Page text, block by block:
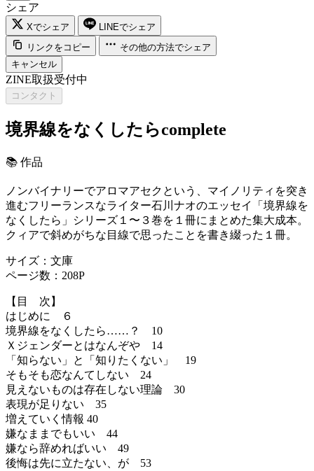
シェア
Xでシェア
LINEでシェア
リンクをコピー
その他の方法でシェア
キャンセル
ZINE取扱受付中
コンタクト
境界線をなくしたらcomplete
📚 作品
ノンバイナリーでアロマアセクという、マイノリティを突き
進むフリーランスなライター石川ナオのエッセイ「境界線を
なくしたら」シリーズ１〜３巻を１冊にまとめた集大成本。
クィアで斜めがちな目線で思ったことを書き綴った１冊。
サイズ：文庫
ページ数：208P
【目 次】
はじめに ６
境界線をなくしたら……？ 10
Ｘジェンダーとはなんぞや 14
「知らない」と「知りたくない」 19
そもそも恋なんてしない 24
見えないものは存在しない理論 30
表現が足りない 35
増えていく情報 40
嫌なままでもいい 44
嫌なら辞めればいい 49
後悔は先に立たない、が 53